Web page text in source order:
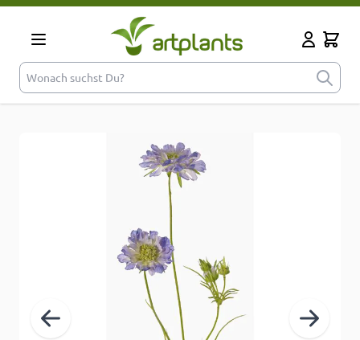
Zum Inhalt springen
Cart